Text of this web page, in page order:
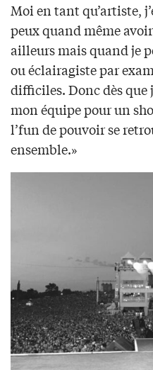
Moi en tant qu’artiste,
peux quand même
ailleurs mais quand je
ou éclairagiste par
difficiles. Donc dès que
mon équipe pour un
l’fun de pouvoir se
ensemble.»